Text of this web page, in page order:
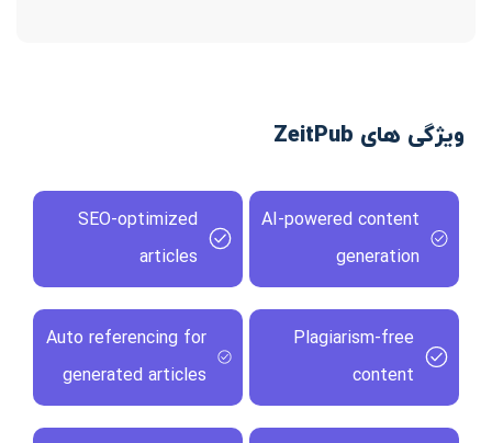
ویژگی های ZeitPub
AI-powered content
generation
SEO-optimized
articles
Plagiarism-free
content
Auto referencing for
generated articles